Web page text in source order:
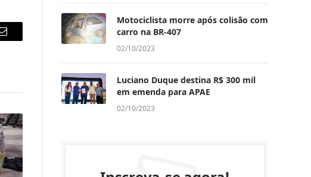
Email
Motociclista morre após colisão com
carro na BR-407
02/10/2023
Luciano Duque destina R$ 300 mil
em emenda para APAE
02/10/2023